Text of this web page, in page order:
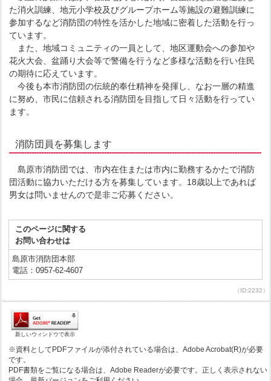
た消火訓練、地元小学校及びグループホーム等施設の避難訓練に
参加するなど消防団の特性を活かした地域に密着した活動を行っ
ています。
また、地域コミュニティの一員として、地区運動会への参加や
花火大会、盆踊り大会等で警備を行うなど多様な活動を行い住民
の期待に応えています。
今後も本市消防団の伝統的奉仕精神を発揮し、なお一層の精進
に努め、市民に信頼される消防団を目指して日々活動を行ってい
ます。
消防団員を募集します
島原市消防団では、市内在住または市内に勤務するかたで消防
団活動に協力いただける方を募集しています。18歳以上であれば
男女は問いませんので是非ご応募ください。
このページに関する
お問い合わせは
島原市消防団本部
電話：0957-62-4607
（ID:2232）
新しいウィンドウで表示
※資料としてPDFファイルが添付されている場合は、Adobe Acrobat(R)が必要
です。
PDF書類をご覧になる場合は、Adobe Readerが必要です。正しく表示されない